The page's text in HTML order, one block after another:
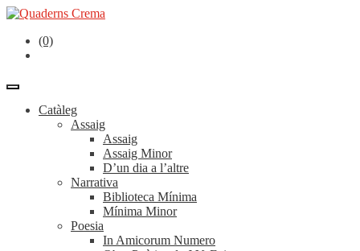
(0)
Catàleg
Assaig
Assaig
Assaig Minor
D’un dia a l’altre
Narrativa
Biblioteca Mínima
Mínima Minor
Poesia
In Amicorum Numero